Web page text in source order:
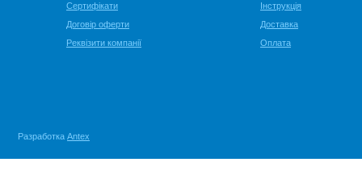
Сертифікати
Договір оферти
Реквізити компанії
Інструкція
Доставка
Оплата
Разработка Antex